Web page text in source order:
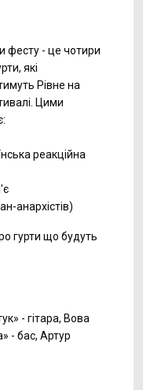
фесту - це чотири
які
Рівне на
Цими
реакційна
анархістів)
гурти що будуть
- гітара, Вова
- бас, Артур